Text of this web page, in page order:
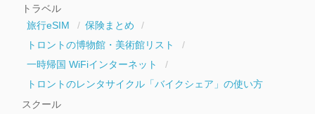
トラベル
旅行eSIM
保険まとめ
トロントの博物館・美術館リスト
一時帰国 WiFiインターネット
トロントのレンタサイクル「バイクシェア」の使い方
スクール